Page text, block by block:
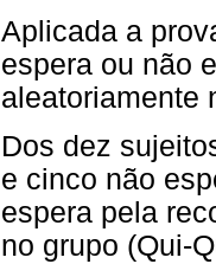
Aplicada a
espera ou não
aleatoriamente
Dos dez
e cinco não
espera pela
no grupo (Qui-